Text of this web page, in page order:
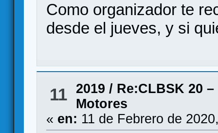
Como organizador te
desde el jueves, y si
11 2019 / Re:CLBSK 20
Motores
« en: 11 de Febrero de